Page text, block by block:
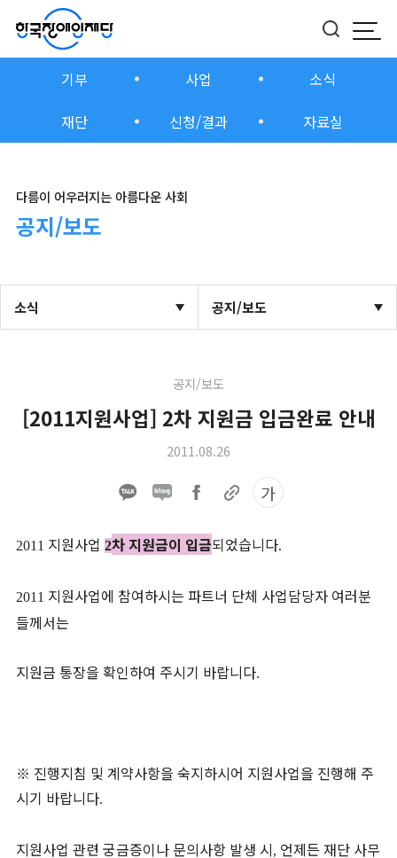
모
버튼
기부 사업
소식
재단
신청/결과 자료실
다름이 어우러지는 아름다운 사회
공지/보도
소식 공지/보도
공지/보도
[2011지원사업] 2차 지원금 입금완료 안내
2011.08.26
가
2011 지원사업 2차 지원금이 입금되었습니다.
2011 지원사업에 참여하시는 파트너 단체 사업담당자 여러분
들께서는
지원금 통장을 확인하여 주시기 바랍니다.
※ 진행지침 및 계약사항을 숙지하시어 지원사업을 진행해 주
시기 바랍니다.
지원사업 관련 궁금증이나 문의사항 발생 시, 언제든 재단 사무